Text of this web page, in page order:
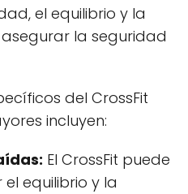
el equilibrio y la
la seguridad
del CrossFit
incluyen:
El CrossFit puede
equilibrio y la